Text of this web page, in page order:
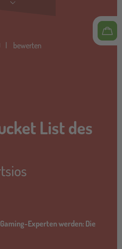
bewerten
List des
Experten werden: Die